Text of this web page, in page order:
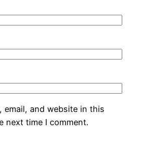
email, and website in this
next time I comment.